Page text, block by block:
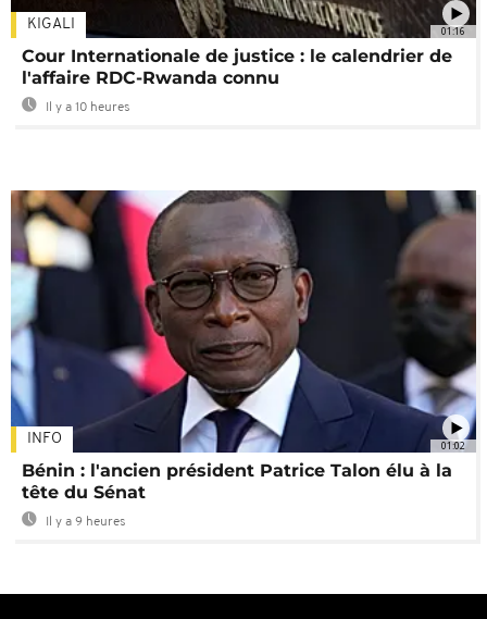
01:16
KIGALI
Cour Internationale de justice : le calendrier de
l'affaire RDC-Rwanda connu
Il y a 10 heures
01:02
INFO
Bénin : l'ancien président Patrice Talon élu à la
tête du Sénat
Il y a 9 heures